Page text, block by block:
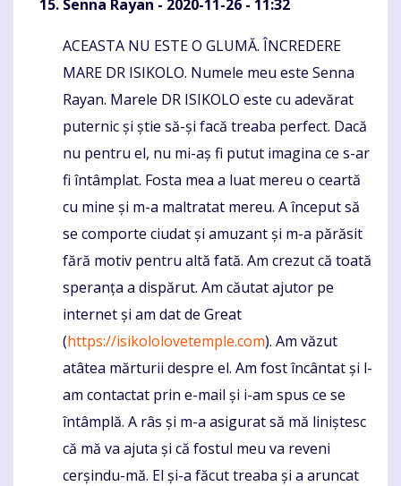
Senna Rayan - 2020-11-26 - 11:32
Komentaras
ACEASTA NU ESTE O GLUMĂ. ÎNCREDERE
MARE DR ISIKOLO. Numele meu este Senna
Rayan. Marele DR ISIKOLO este cu adevărat
puternic și știe să-și facă treaba perfect. Dacă
nu pentru el, nu mi-aș fi putut imagina ce s-ar
fi întâmplat. Fosta mea a luat mereu o ceartă
cu mine și m-a maltratat mereu. A început să
se comporte ciudat și amuzant și m-a părăsit
fără motiv pentru altă fată. Am crezut că toată
speranța a dispărut. Am căutat ajutor pe
internet și am dat de Great
(https://isikololovetemple.com). Am văzut
atâtea mărturii despre el. Am fost încântat și l-
am contactat prin e-mail și i-am spus ce se
întâmplă. A râs și m-a asigurat să mă liniștesc
că mă va ajuta și că fostul meu va reveni
cerșindu-mă. El și-a făcut treaba și a aruncat